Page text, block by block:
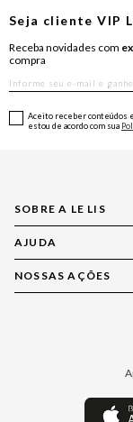
Seja clienteVIP
Receba novidades com
compra
Aceito receber conteúdos
estou de acordo com sua
SOBRE A LE LIS
Quem Somos
Nossas Lojas
Política de
Central de
AJUDA
Compre pelo
Central de
NOSSAS AÇÕES